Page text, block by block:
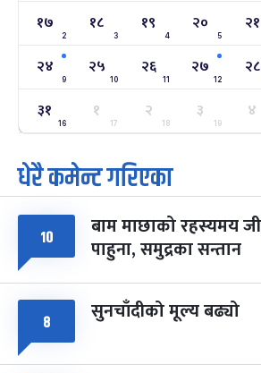
सोम
अन्तराष्ट्रिय नारी दिवस
फाल्गुन २४, २०८३- Mar 8, 2027
२५
मंगल
ग्याल्पो ल्होसार
फाल्गुन २५, २०८३ Mar 9, 2027
७
आइत
पूर्णिमा व्रत
चैत्र ७, २०८३-Mar 21, 2027
८ फागुपूर्णिमा
चैत्र ८, २०८३-Mar 22, 2027
१७
2
१८
3
१९
4
२०
5
२१
२४
9
२५
10
२६
11
२७
12
२८
३१
16
१
17
२
18
३
19
४
धेरै कमेन्ट गरिएका
१० बाम माछाको रहस्यमय
पाहुना, समुद्रका सन्तान
८ सुनचाँदीको मूल्य बढ्यो